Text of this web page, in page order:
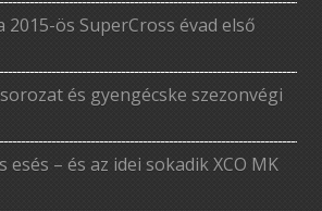
ös SuperCross évad első
és gyengécske szezonvégi
– és az idei sokadik XCO MK